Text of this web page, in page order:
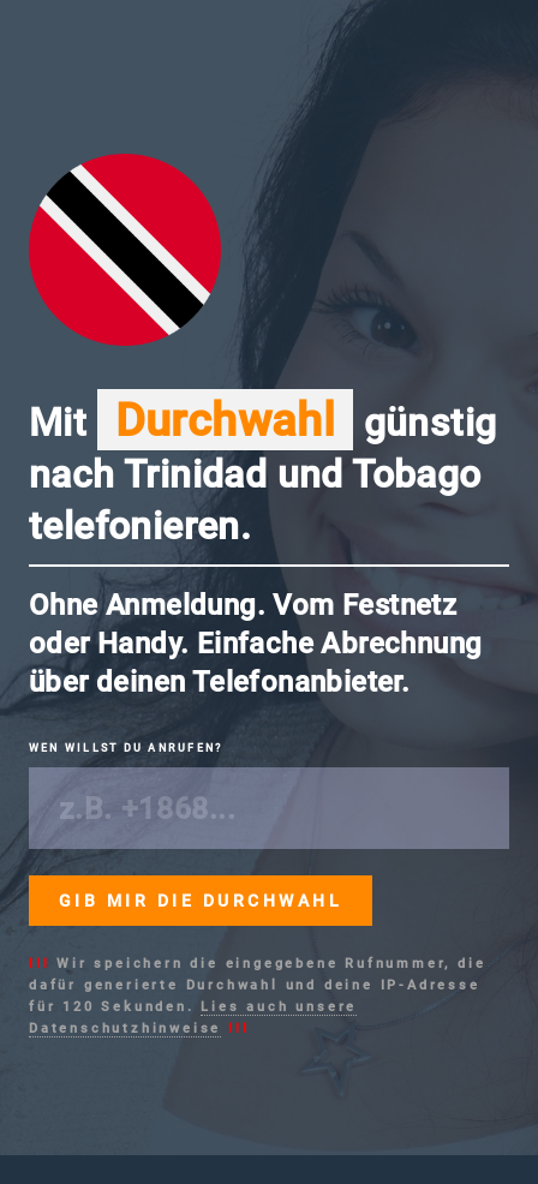
Mit Durchwahl
günstig
nach Trinidad und Tobago
telefonieren.
Ohne Anmeldung. Vom Festnetz
oder Handy. Einfache Abrechnung
über deinen Telefonanbieter.
WEN WILLST DU ANRUFEN?
!!!
Wir speichern die eingegebene Rufnummer, die
dafür generierte Durchwahl und deine IP-Adresse
für 120 Sekunden. Lies auch unsere
Datenschutzhinweise
!!!